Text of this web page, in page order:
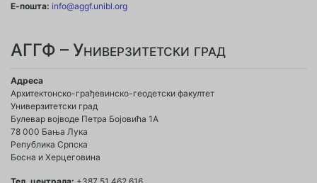
Е-пошта: info@aggf.unibl.org
АГГФ – Универзитетски град
Адреса
Архитектонско-грађевинско-геодетски факултет
Универзитетски град
Булевар војводе Петра Бојовића 1A
78 000 Бања Лука
Република Српска
Босна и Херцеговина